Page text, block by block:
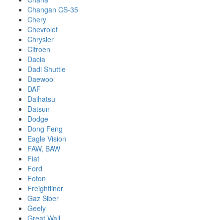
Changan CS-35
Chery
Chevrolet
Chrysler
Citroen
Dacia
Dadi Shuttle
Daewoo
DAF
Daihatsu
Datsun
Dodge
Dong Feng
Eagle Vision
FAW, BAW
Fiat
Ford
Foton
Freightliner
Gaz Siber
Geely
Great Wall